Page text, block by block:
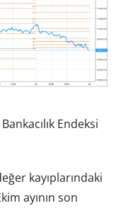
Endeksi
kayıplarındaki
ayının son